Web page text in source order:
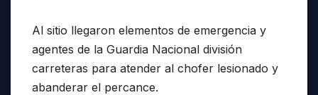
Al sitio llegaron elementos de emergencia y
agentes de la Guardia Nacional división
carreteras para atender al chofer lesionado y
abanderar el percance.